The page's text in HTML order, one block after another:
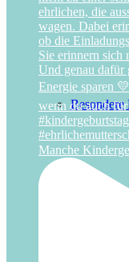
Besondere
Manche